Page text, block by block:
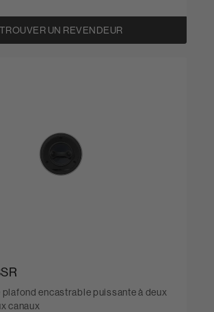
TROUVER UN REVENDEUR
plafond encastrable puissante à deux
canaux